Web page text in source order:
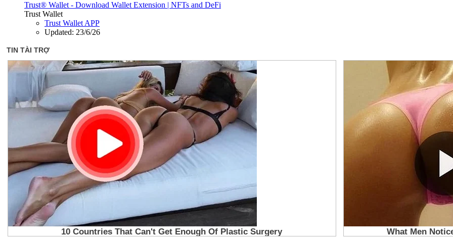
Trust® Wallet - Download Wallet Extension | NFTs and DeFi
Trust Wallet
Trust Wallet APP
Updated: 23/6/26